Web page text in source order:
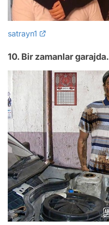
satrayn1
10. Bir zamanlar garajda.